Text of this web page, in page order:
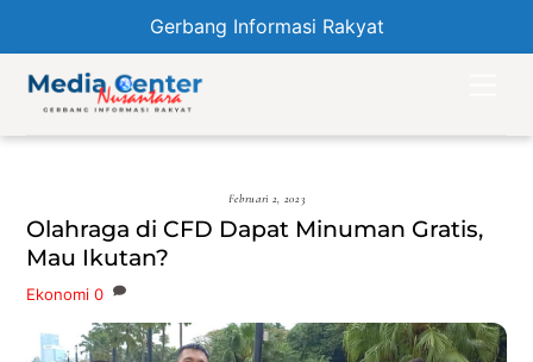
Gerbang Informasi Rakyat
content
Februari 2, 2023
Olahraga di CFD Dapat Minuman Gratis,
Mau Ikutan?
Ekonomi 0